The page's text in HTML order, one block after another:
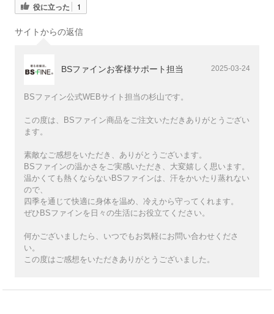
役に立った 1
サイトからの返信
BSファインお客様サポート担当 2025-03-24
BSファイン公式WEBサイト担当の杉山です。
この度は、BSファイン商品をご注文いただきありがとうござい
ます。
素敵なご感想をいただき、ありがとうございます。
BSファインの温かさをご実感いただき、大変嬉しく思います。
温かくても熱くならないBSファインは、汗をかいたり蒸れない
ので、
四季を通じて快適に身体を温め、冷えから守ってくれます。
ぜひBSファインを日々の生活にお役立てください。
何かございましたら、いつでもお気軽にお問い合わせくださ
い。
この度はご感想をいただきありがとうございました。